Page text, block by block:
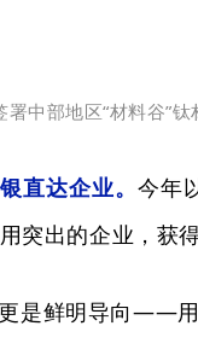
中部地区“材料谷”钛
直达企业。 今年
突出的企业，获
是鲜明导向——用